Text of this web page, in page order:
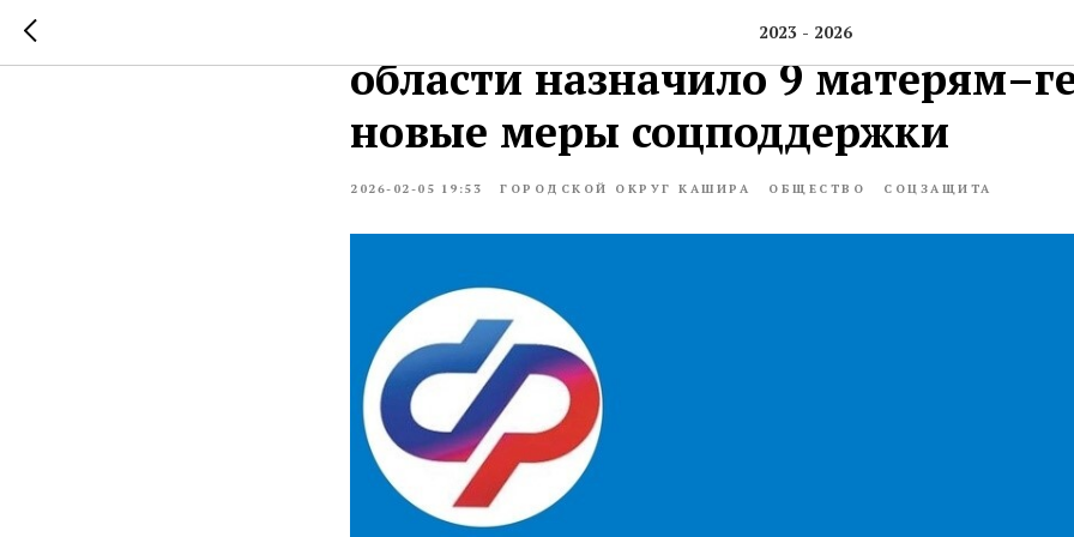
2023 - 2026
Отделение СФР по Москве и
области назначило 9
новые меры соцподдержки
2026-02-05 19:53 ГОРОДСКОЙ ОКРУГ КАШИРА ОБЩЕСТВО СОЦЗАЩИТА